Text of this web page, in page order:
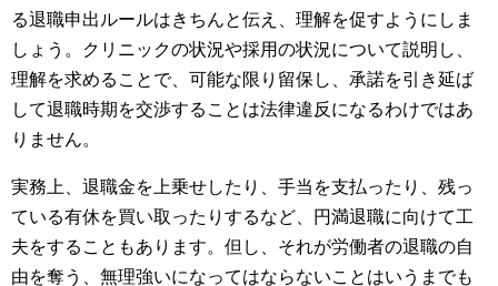
る退職申出ルールはきちんと伝え、理解を促すようにしま
しょう。クリニックの状況や採用の状況について説明し、
理解を求めることで、可能な限り留保し、承諾を引き延ば
して退職時期を交渉することは法律違反になるわけではあ
りません。
実務上、退職金を上乗せしたり、手当を支払ったり、残っ
ている有休を買い取ったりするなど、円満退職に向けて工
夫をすることもあります。但し、それが労働者の退職の自
由を奪う、無理強いになってはならないことはいうまでも